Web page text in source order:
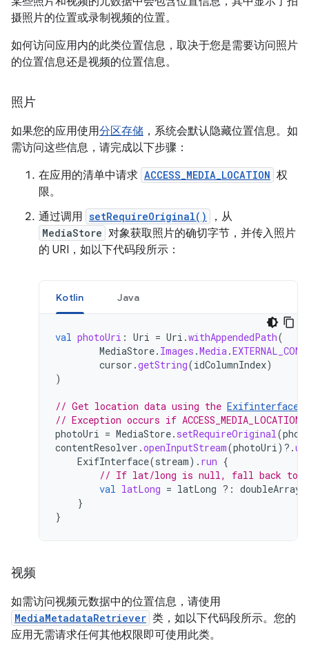
摄照片的位置或录制视频的位置。
如何访问应用内的此类位置信息，取决于您是需要访问照片
的位置信息还是视频的位置信息。
照片
如果您的应用使用分区存储 ，系统会默认隐藏位置信息。如
需访问这些信息，请完成以下步骤：
在应用的清单中请求 ACCESS_MEDIA_LOCATION 权
限。
通过调用 setRequireOriginal() ，从
MediaStore 对象获取照片的确切字节，并传入照片
的 URI，如以下代码段所示：
Kotlin Java
val photoUri : Uri = Uri .withAppendedPath(
MediaStore. Images .Media.
cursor .getString(idColumnIndex)
)
// Get location data using the Exifinterface
// Exception occurs if
photoUri = MediaStore. setRequireOriginal(
contentResolver .openInputStream(photoUri) ?.
ExifInterface(stream). run {
// If lat/long is null, fall back to
val latLong = latLong ?:
}
}
视频
如需访问视频元数据中的位置信息，请使用
MediaMetadataRetriever 类，如以下代码段所示。您的
应用无需请求任何其他权限即可使用此类。